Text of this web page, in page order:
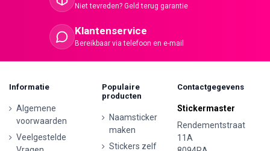
Niet tevreden? Geld terug garantie
Klantenservice
Bereikbaar via telefoon en e-mail
Informatie
Algemene
voorwaarden
Veelgestelde
Populaire
producten
Naamsticker
maken
Stickers zelf
Contactgegevens
Stickermaster
Rendementstraat
11A